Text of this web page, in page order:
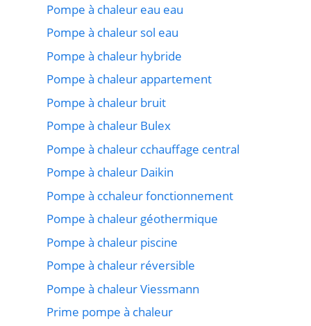
Pompe à chaleur eau eau
Pompe à chaleur sol eau
Pompe à chaleur hybride
Pompe à chaleur appartement
Pompe à chaleur bruit
Pompe à chaleur Bulex
Pompe à chaleur cchauffage central
Pompe à chaleur Daikin
Pompe à cchaleur fonctionnement
Pompe à chaleur géothermique
Pompe à chaleur piscine
Pompe à chaleur réversible
Pompe à chaleur Viessmann
Prime pompe à chaleur